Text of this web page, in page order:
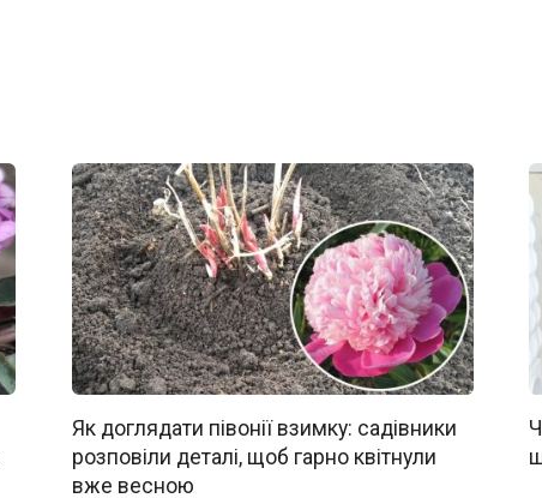
Як доглядати півонії взимку: садівники
розповіли деталі, щоб гарно квітнули
вже весною